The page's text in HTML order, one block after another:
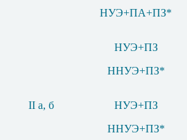
НУЭ+ПА+ПЗ*
НУЭ+ПЗ
ННУЭ+ПЗ*
II а, б
НУЭ+ПЗ
ННУЭ+ПЗ*